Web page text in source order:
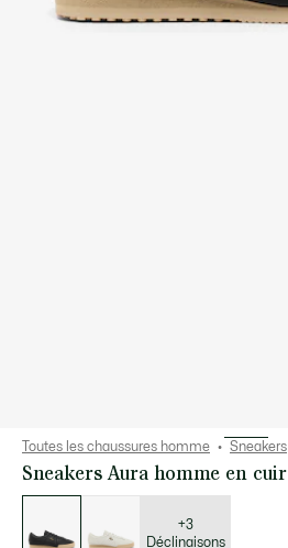
Toutes les chaussures homme Sneakers
Sneakers Aura homme en cuir
+3
Déclinaisons